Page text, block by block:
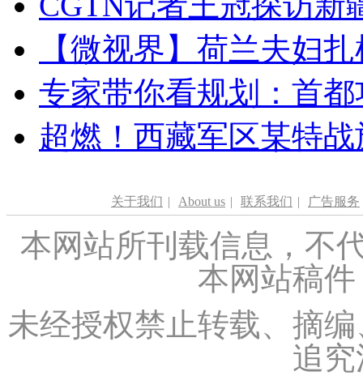
【微视界】荷兰夫妇
专家带你看规划：首
超燃！西藏军区某特
关于我们 | About us | 联系我们 | 广告服务
本网站所刊载信息，不
本网站稿
未经授权禁止转载、摘
追